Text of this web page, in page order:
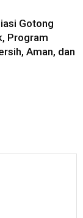
Gotong
Program
Aman, dan